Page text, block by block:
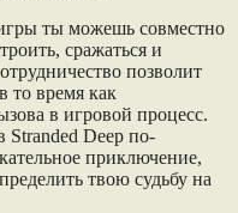
ты можешь совместно
сражаться и
позволит
то время как
в игровой процесс.
Stranded Deep по-
приключение,
твою судьбу на